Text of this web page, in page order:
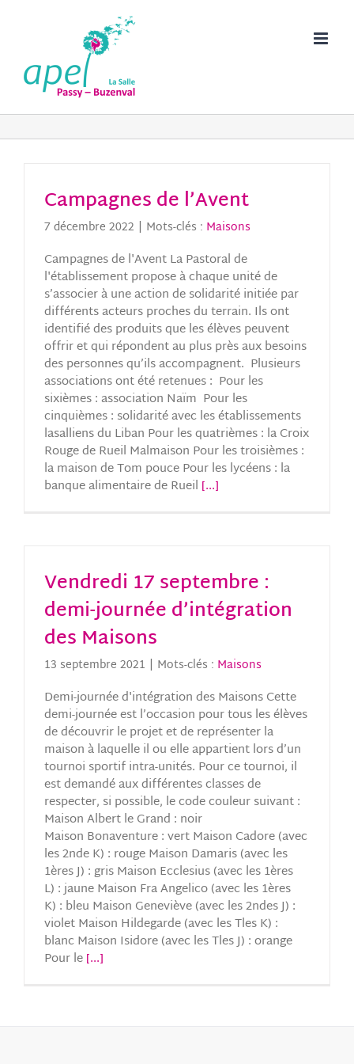
Campagnes de l’Avent
7 décembre 2022 | Mots-clés : Maisons
Campagnes de l'Avent La Pastoral de
l'établissement propose à chaque unité de
s’associer à une action de solidarité initiée par
différents acteurs proches du terrain. Ils ont
identifié des produits que les élèves peuvent
offrir et qui répondent au plus près aux besoins
des personnes qu’ils accompagnent. Plusieurs
associations ont été retenues : Pour les
sixièmes : association Naïm Pour les
cinquièmes : solidarité avec les établissements
lasalliens du Liban Pour les quatrièmes : la Croix
Rouge de Rueil Malmaison Pour les troisièmes :
la maison de Tom pouce Pour les lycéens : la
banque alimentaire de Rueil [...]
Vendredi 17 septembre :
demi-journée d’intégration
des Maisons
13 septembre 2021 | Mots-clés : Maisons
Demi-journée d'intégration des Maisons Cette
demi-journée est l’occasion pour tous les élèves
de découvrir le projet et de représenter la
maison à laquelle il ou elle appartient lors d’un
tournoi sportif intra-unités. Pour ce tournoi, il
est demandé aux différentes classes de
respecter, si possible, le code couleur suivant :
Maison Albert le Grand : noir
Maison Bonaventure : vert Maison Cadore (avec
les 2nde K) : rouge Maison Damaris (avec les
1ères J) : gris Maison Ecclesius (avec les 1ères
L) : jaune Maison Fra Angelico (avec les 1ères
K) : bleu Maison Geneviève (avec les 2ndes J) :
violet Maison Hildegarde (avec les Tles K) :
blanc Maison Isidore (avec les Tles J) : orange
Pour le[...]